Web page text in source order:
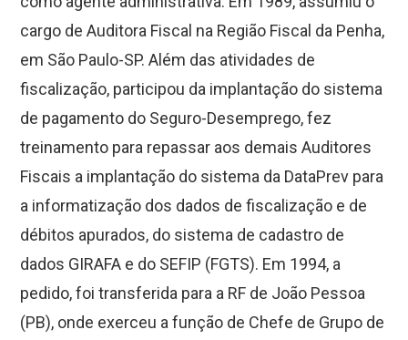
cargo de Auditora Fiscal na Região Fiscal da Penha,
em São Paulo-SP. Além das atividades de
fiscalização, participou da implantação do sistema
de pagamento do Seguro-Desemprego, fez
treinamento para repassar aos demais Auditores
Fiscais a implantação do sistema da DataPrev para
a informatização dos dados de fiscalização e de
débitos apurados, do sistema de cadastro de
dados GIRAFA e do SEFIP (FGTS). Em 1994, a
pedido, foi transferida para a RF de João Pessoa
(PB), onde exerceu a função de Chefe de Grupo de